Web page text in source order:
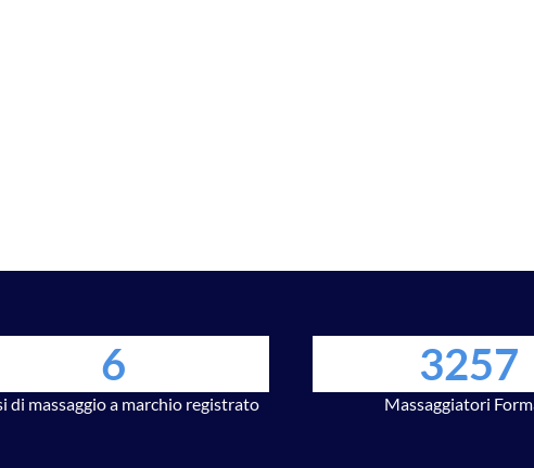
6
di massaggio a marchio registrato
3257
Massaggiatori